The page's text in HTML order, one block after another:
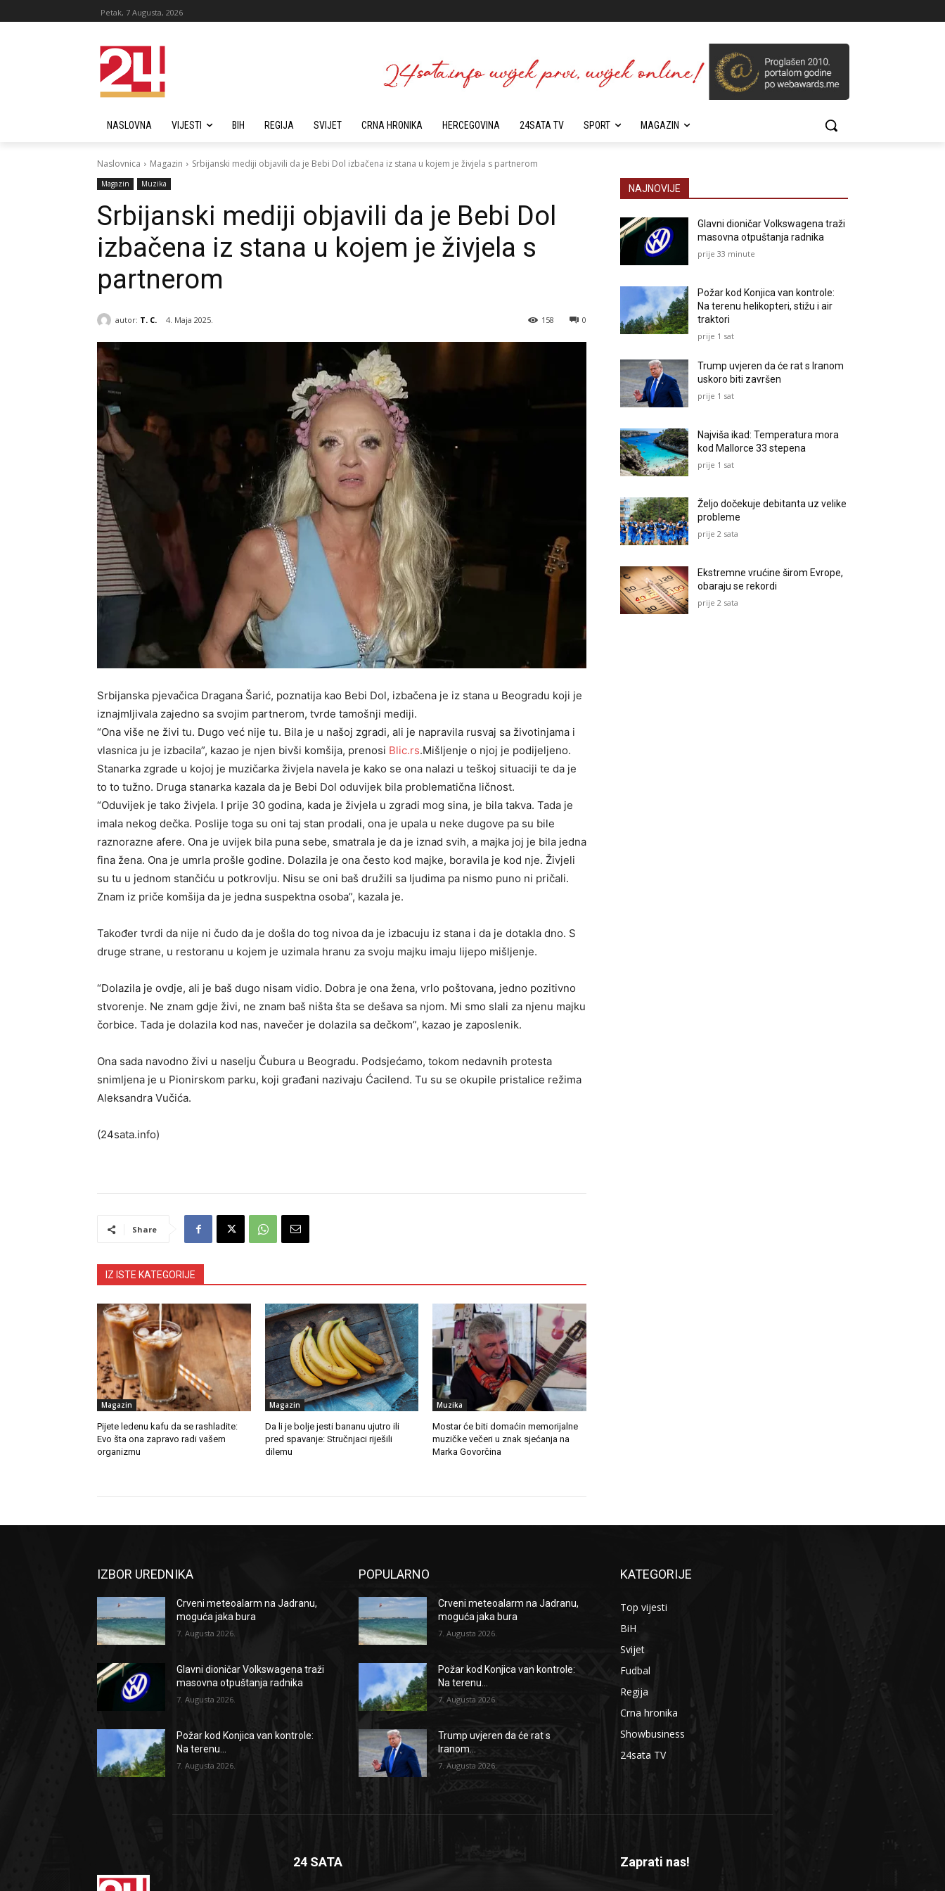
Petak, 7 Augusta, 2026
NASLOVNA VIJESTI BIH REGIJA SVIJET CRNA HRONIKA HERCEGOVINA 24SATA TV SPORT MAGAZIN
Naslovnica Magazin Srbijanski mediji objavili da je Bebi Dol izbačena iz stana u kojem je živjela s partnerom
Magazin Muzika
Srbijanski mediji objavili da je Bebi Dol
izbačena iz stana u kojem je živjela s
partnerom
autor: T. C. 4. Maja 2025. 0
158
Srbijanska pjevačica Dragana Šarić, poznatija kao Bebi Dol, izbačena je iz stana u Beogradu koji je
iznajmljivala zajedno sa svojim partnerom, tvrde tamošnji mediji.
“Ona više ne živi tu. Dugo već nije tu. Bila je u našoj zgradi, ali je napravila rusvaj sa životinjama i
vlasnica ju je izbacila”, kazao je njen bivši komšija, prenosi Blic.rs.Mišljenje o njoj je podijeljeno.
Stanarka zgrade u kojoj je muzičarka živjela navela je kako se ona nalazi u teškoj situaciji te da je
to to tužno. Druga stanarka kazala da je Bebi Dol oduvijek bila problematična ličnost.
“Oduvijek je tako živjela. I prije 30 godina, kada je živjela u zgradi mog sina, je bila takva. Tada je
imala nekog dečka. Poslije toga su oni taj stan prodali, ona je upala u neke dugove pa su bile
raznorazne afere. Ona je uvijek bila puna sebe, smatrala je da je iznad svih, a majka joj je bila jedna
fina žena. Ona je umrla prošle godine. Dolazila je ona često kod majke, boravila je kod nje. Živjeli
su tu u jednom stančiću u potkrovlju. Nisu se oni baš družili sa ljudima pa nismo puno ni pričali.
Znam iz priče komšija da je jedna suspektna osoba”, kazala je.
Također tvrdi da nije ni čudo da je došla do tog nivoa da je izbacuju iz stana i da je dotakla dno. S
druge strane, u restoranu u kojem je uzimala hranu za svoju majku imaju lijepo mišljenje.
“Dolazila je ovdje, ali je baš dugo nisam vidio. Dobra je ona žena, vrlo poštovana, jedno pozitivno
stvorenje. Ne znam gdje živi, ne znam baš ništa šta se dešava sa njom. Mi smo slali za njenu majku
čorbice. Tada je dolazila kod nas, navečer je dolazila sa dečkom”, kazao je zaposlenik.
Ona sada navodno živi u naselju Čubura u Beogradu. Podsjećamo, tokom nedavnih protesta
snimljena je u Pionirskom parku, koji građani nazivaju Ćacilend. Tu su se okupile pristalice režima
Aleksandra Vučića.
(24sata.info)
Share
IZ ISTE KATEGORIJE
Magazin
Pijete ledenu kafu da se rashladite:
Evo šta ona zapravo radi vašem
organizmu
Magazin
Da li je bolje jesti bananu ujutro ili
pred spavanje: Stručnjaci riješili
dilemu
Muzika
Mostar će biti domaćin memorijalne
muzičke večeri u znak sjećanja na
Marka Govorčina
NAJNOVIJE
Glavni dioničar Volkswagena traži
masovna otpuštanja radnika
prije 33 minute
Požar kod Konjica van kontrole:
Na terenu helikopteri, stižu i air
traktori
prije 1 sat
Trump uvjeren da će rat s Iranom
uskoro biti završen
prije 1 sat
Najviša ikad: Temperatura mora
kod Mallorce 33 stepena
prije 1 sat
Željo dočekuje debitanta uz velike
probleme
prije 2 sata
Ekstremne vrućine širom Evrope,
obaraju se rekordi
prije 2 sata
IZBOR UREDNIKA
Crveni meteoalarm na Jadranu,
moguća jaka bura
7. Augusta 2026.
Glavni dioničar Volkswagena traži
masovna otpuštanja radnika
7. Augusta 2026.
Požar kod Konjica van kontrole:
Na terenu...
7. Augusta 2026.
POPULARNO
Crveni meteoalarm na Jadranu,
moguća jaka bura
7. Augusta 2026.
Požar kod Konjica van kontrole:
Na terenu...
7. Augusta 2026.
Trump uvjeren da će rat s
Iranom...
7. Augusta 2026.
KATEGORIJE
Top vijesti
BiH
Svijet
Fudbal
Regija
Crna hronika
Showbusiness
24sata TV
24 SATA Zaprati nas!